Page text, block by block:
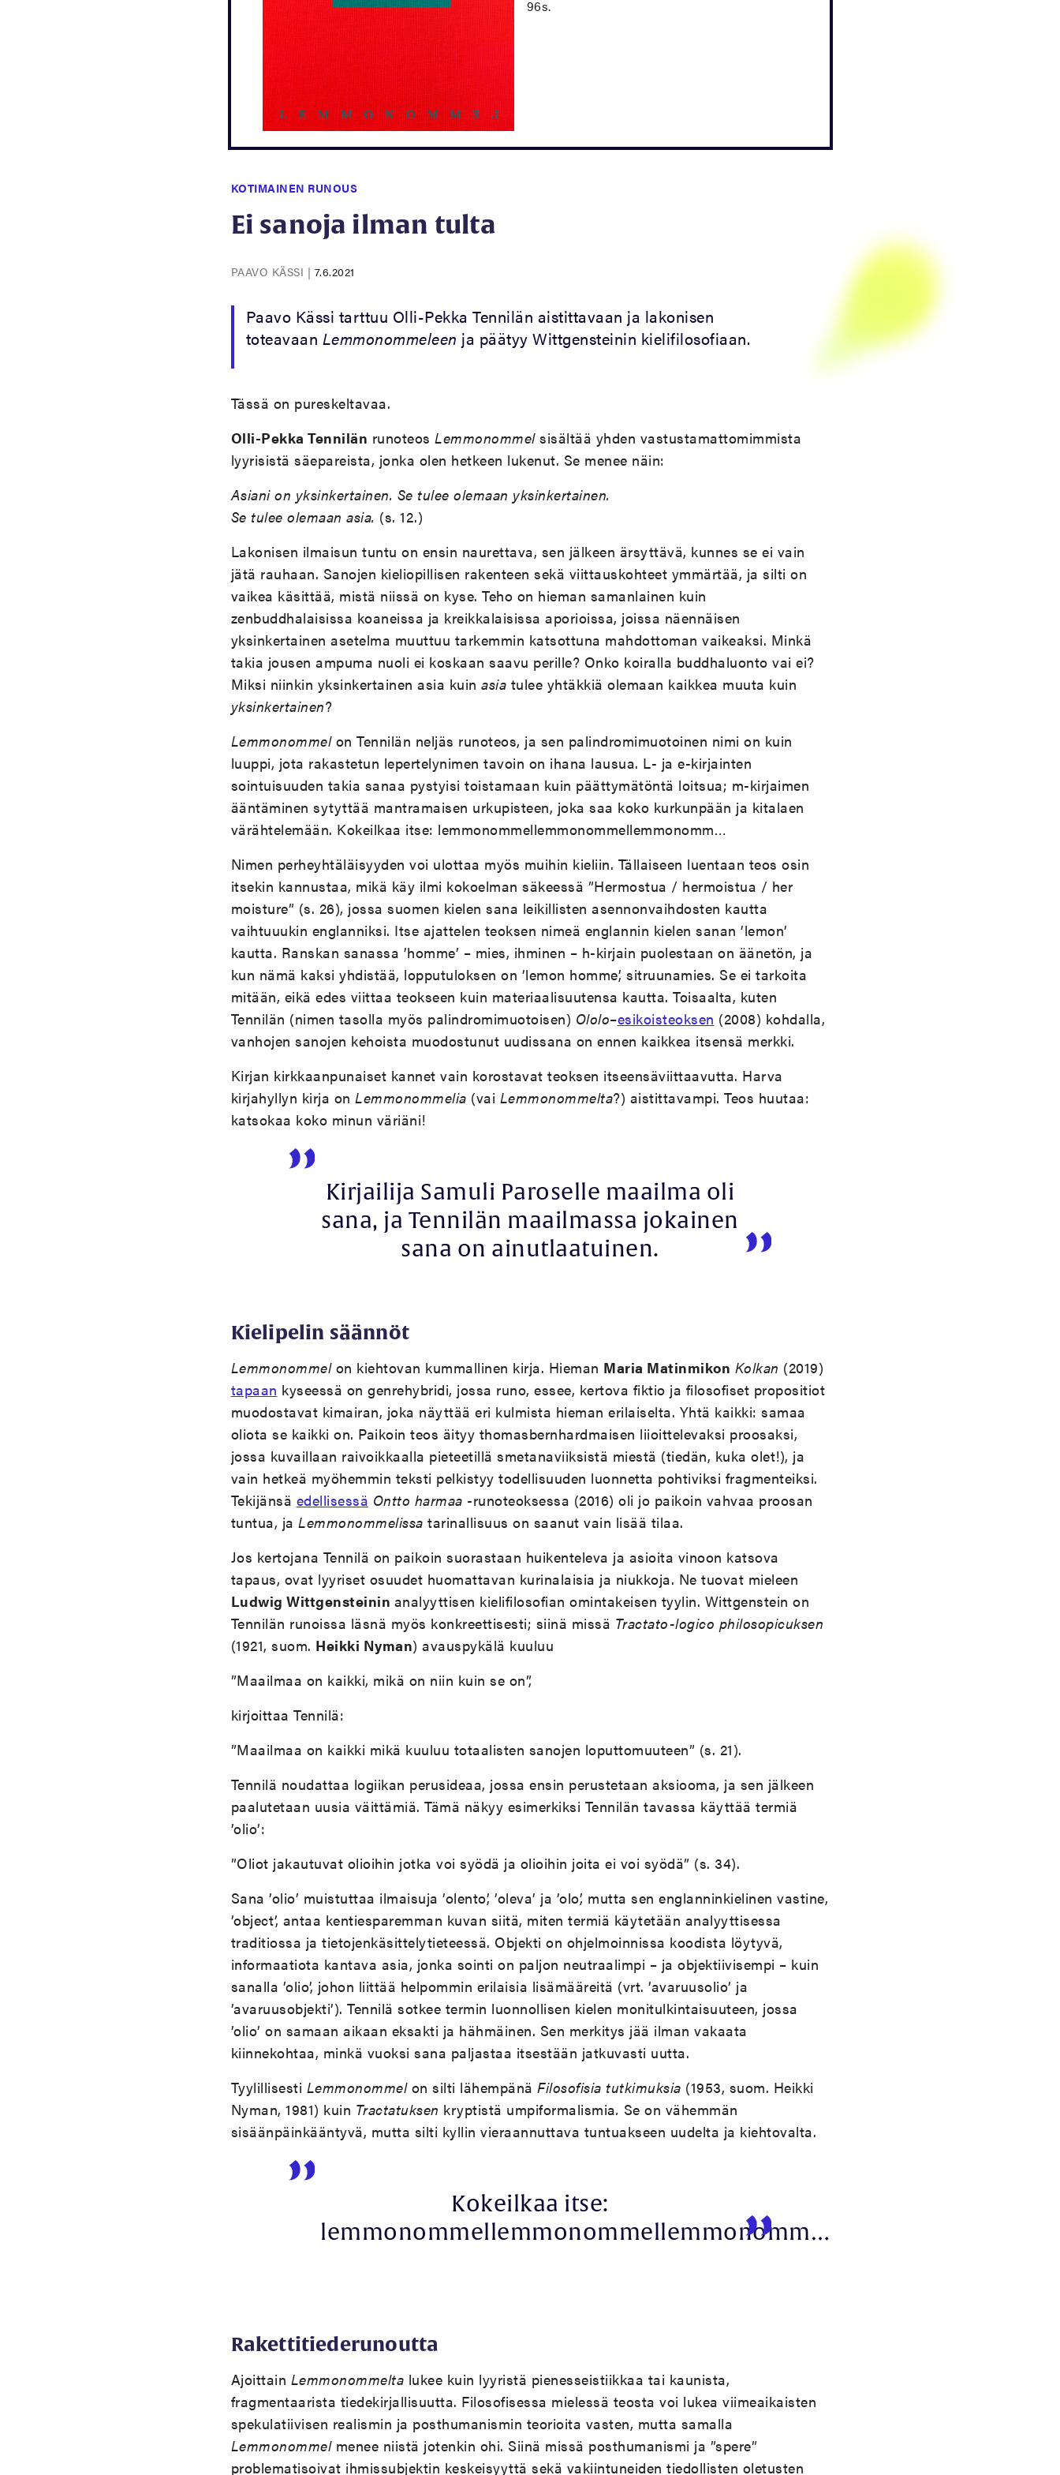
96s.
KOTIMAINEN RUNOUS
Ei sanoja ilman tulta
PAAVO KÄSSI | 7.6.2021
Paavo Kässi tarttuu Olli-Pekka Tennilän aistittavaan ja lakonisen
toteavaan Lemmonommeleen ja päätyy Wittgensteinin kielifilosofiaan.
Tässä on pureskeltavaa.
Olli-Pekka Tennilän runoteos Lemmonommel sisältää yhden vastustamattomimmista
lyyrisistä säepareista, jonka olen hetkeen lukenut. Se menee näin:
Asiani on yksinkertainen. Se tulee olemaan yksinkertainen.
Se tulee olemaan asia. (s. 12.)
Lakonisen ilmaisun tuntu on ensin naurettava, sen jälkeen ärsyttävä, kunnes se ei vain
jätä rauhaan. Sanojen kieliopillisen rakenteen sekä viittauskohteet ymmärtää, ja silti on
vaikea käsittää, mistä niissä on kyse. Teho on hieman samanlainen kuin
zenbuddhalaisissa koaneissa ja kreikkalaisissa aporioissa, joissa näennäisen
yksinkertainen asetelma muuttuu tarkemmin katsottuna mahdottoman vaikeaksi. Minkä
takia jousen ampuma nuoli ei koskaan saavu perille? Onko koiralla buddhaluonto vai ei?
Miksi niinkin yksinkertainen asia kuin asia tulee yhtäkkiä olemaan kaikkea muuta kuin
yksinkertainen?
Lemmonommel on Tennilän neljäs runoteos, ja sen palindromimuotoinen nimi on kuin
luuppi, jota rakastetun lepertelynimen tavoin on ihana lausua. L- ja e-kirjainten
sointuisuuden takia sanaa pystyisi toistamaan kuin päättymätöntä loitsua; m-kirjaimen
ääntäminen sytyttää mantramaisen urkupisteen, joka saa koko kurkunpään ja kitalaen
värähtelemään. Kokeilkaa itse: lemmonommellemmonommellemmonomm…
Nimen perheyhtäläisyyden voi ulottaa myös muihin kieliin. Tällaiseen luentaan teos osin
itsekin kannustaa, mikä käy ilmi kokoelman säkeessä ”Hermostua / hermoistua / her
moisture” (s. 26), jossa suomen kielen sana leikillisten asennonvaihdosten kautta
vaihtuuukin englanniksi. Itse ajattelen teoksen nimeä englannin kielen sanan ’lemon’
kautta. Ranskan sanassa ’homme’ – mies, ihminen – h-kirjain puolestaan on äänetön, ja
kun nämä kaksi yhdistää, lopputuloksen on ’lemon homme’, sitruunamies. Se ei tarkoita
mitään, eikä edes viittaa teokseen kuin materiaalisuutensa kautta. Toisaalta, kuten
Tennilän (nimen tasolla myös palindromimuotoisen) Ololo–esikoisteoksen (2008) kohdalla,
vanhojen sanojen kehoista muodostunut uudissana on ennen kaikkea itsensä merkki.
Kirjan kirkkaanpunaiset kannet vain korostavat teoksen itseensäviittaavutta. Harva
kirjahyllyn kirja on Lemmonommelia (vai Lemmonommelta?) aistittavampi. Teos huutaa:
katsokaa koko minun väriäni!
Kirjailija Samuli Paroselle maailma oli
sana, ja Tennilän maailmassa jokainen
sana on ainutlaatuinen.
Kielipelin säännöt
Lemmonommel on kiehtovan kummallinen kirja. Hieman Maria Matinmikon Kolkan (2019)
tapaan kyseessä on genrehybridi, jossa runo, essee, kertova fiktio ja filosofiset propositiot
muodostavat kimairan, joka näyttää eri kulmista hieman erilaiselta. Yhtä kaikki: samaa
oliota se kaikki on. Paikoin teos äityy thomasbernhardmaisen liioittelevaksi proosaksi,
jossa kuvaillaan raivoikkaalla pieteetillä smetanaviiksistä miestä (tiedän, kuka olet!), ja
vain hetkeä myöhemmin teksti pelkistyy todellisuuden luonnetta pohtiviksi fragmenteiksi.
Tekijänsä edellisessä Ontto harmaa -runoteoksessa (2016) oli jo paikoin vahvaa proosan
tuntua, ja Lemmonommelissa tarinallisuus on saanut vain lisää tilaa.
Jos kertojana Tennilä on paikoin suorastaan huikenteleva ja asioita vinoon katsova
tapaus, ovat lyyriset osuudet huomattavan kurinalaisia ja niukkoja. Ne tuovat mieleen
Ludwig Wittgensteinin analyyttisen kielifilosofian omintakeisen tyylin. Wittgenstein on
Tennilän runoissa läsnä myös konkreettisesti; siinä missä Tractato-logico philosopicuksen
(1921, suom. Heikki Nyman) avauspykälä kuuluu
”Maailmaa on kaikki, mikä on niin kuin se on”,
kirjoittaa Tennilä:
”Maailmaa on kaikki mikä kuuluu totaalisten sanojen loputtomuuteen” (s. 21).
Tennilä noudattaa logiikan perusideaa, jossa ensin perustetaan aksiooma, ja sen jälkeen
paalutetaan uusia väittämiä. Tämä näkyy esimerkiksi Tennilän tavassa käyttää termiä
’olio’:
”Oliot jakautuvat olioihin jotka voi syödä ja olioihin joita ei voi syödä” (s. 34).
Sana ’olio’ muistuttaa ilmaisuja ’olento’, ’oleva’ ja ’olo’, mutta sen englanninkielinen vastine,
’object’, antaa kentiesparemman kuvan siitä, miten termiä käytetään analyyttisessa
traditiossa ja tietojenkäsittelytieteessä. Objekti on ohjelmoinnissa koodista löytyvä,
informaatiota kantava asia, jonka sointi on paljon neutraalimpi – ja objektiivisempi – kuin
sanalla ’olio’, johon liittää helpommin erilaisia lisämääreitä (vrt. ’avaruusolio’ ja
’avaruusobjekti’). Tennilä sotkee termin luonnollisen kielen monitulkintaisuuteen, jossa
’olio’ on samaan aikaan eksakti ja hähmäinen. Sen merkitys jää ilman vakaata
kiinnekohtaa, minkä vuoksi sana paljastaa itsestään jatkuvasti uutta.
Tyylillisesti Lemmonommel on silti lähempänä Filosofisia tutkimuksia (1953, suom. Heikki
Nyman, 1981) kuin Tractatuksen kryptistä umpiformalismia. Se on vähemmän
sisäänpäinkääntyvä, mutta silti kyllin vieraannuttava tuntuakseen uudelta ja kiehtovalta.
Kokeilkaa itse:
lemmonommellemmonommellemmonomm…
Rakettitiederunoutta
Ajoittain Lemmonommelta lukee kuin lyyristä pienesseistiikkaa tai kaunista,
fragmentaarista tiedekirjallisuutta. Filosofisessa mielessä teosta voi lukea viimeaikaisten
spekulatiivisen realismin ja posthumanismin teorioita vasten, mutta samalla
Lemmonommel menee niistä jotenkin ohi. Siinä missä posthumanismi ja ”spere”
problematisoivat ihmissubjektin keskeisyyttä sekä vakiintuneiden tiedollisten oletusten